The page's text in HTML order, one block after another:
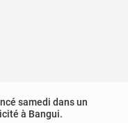
samedi dans un
à Bangui.